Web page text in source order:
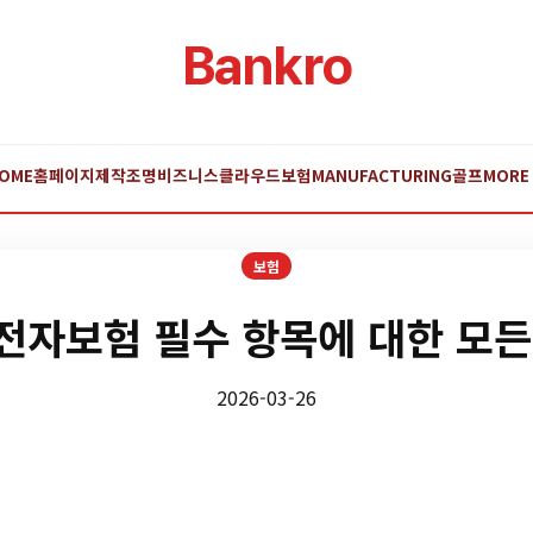
Bankro
홈페이지제작조명비즈니스클라우드보험MANUFACTURING골프MORE
보험
자보험 필수 항목에 대한 모
2026-03-26